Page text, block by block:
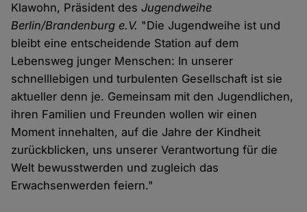
Klawohn, Präsident desJugendweihe
Berlin/Brandenburg e.V. "Die Jugendweihe ist und
bleibt eine entscheidende Station auf dem
Lebensweg junger Menschen: In unserer
schnelllebigen und turbulenten Gesellschaft ist sie
aktueller denn je. Gemeinsam mit den Jugendlichen,
ihren Familien und Freunden wollen wir einen
Moment innehalten, auf die Jahre der Kindheit
zurückblicken, uns unserer Verantwortung für die
Welt bewusstwerden und zugleich das
Erwachsenwerden feiern."